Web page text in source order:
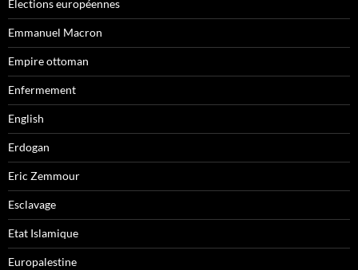
Elections européennes
Emmanuel Macron
Empire ottoman
Enfermement
English
Erdogan
Eric Zemmour
Esclavage
Etat Islamique
Europalestine